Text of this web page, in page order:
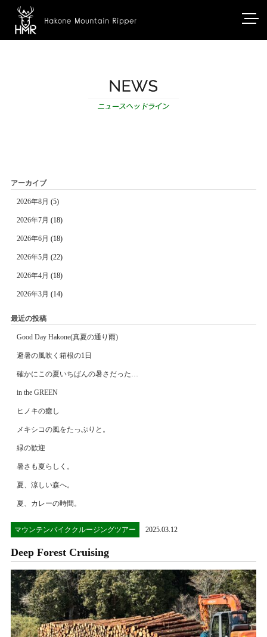
アーカイブ
2026年8月 (5)
2026年7月 (18)
2026年6月 (18)
2026年5月 (22)
2026年4月 (18)
2026年3月 (14)
最近の投稿
Good Day Hakone(真夏の通り雨)
避暑の風吹く箱根の1日
確かにこの夏いちばんの暑さだった…
in the GREEN
ヒノキの癒し
メキシコの風をたっぷりと。
緑の歓迎
暑さも夏らしく。
夏、涼しい森へ。
夏、カレーの時間。
マウンテンバイククルージングツアー 2025.03.12
Deep Forest Cruising